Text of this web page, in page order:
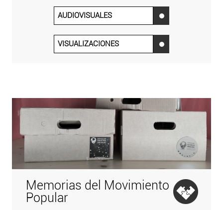
AUDIOVISUALES ‌
VISUALIZACIONES ‌
Memorias del Movimiento
Popular